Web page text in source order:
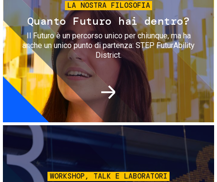
LA NOSTRA FILOSOFIA
Quanto Futuro hai dentro?
Il Futuro è un percorso unico per chiunque, ma ha
anche un unico punto di partenza: STEP FuturAbility
District.
Immagine
WORKSHOP, TALK E LABORATORI